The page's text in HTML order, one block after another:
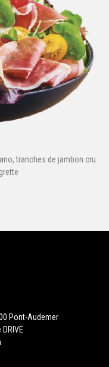
tranches de jambon cru
Pont-Audemer